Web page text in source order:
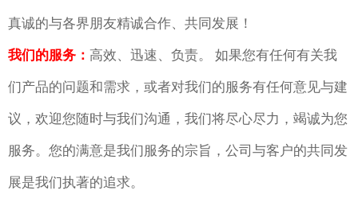
真诚的与各界朋友精诚合作、共同发展！
我们的服务： 高效、迅速、负责。 如果您有任何有关我
们产品的问题和需求，或者对我们的服务有任何意见与建
议，欢迎您随时与我们沟通，我们将尽心尽力，竭诚为您
服务。您的满意是我们服务的宗旨，公司与客户的共同发
展是我们执著的追求。